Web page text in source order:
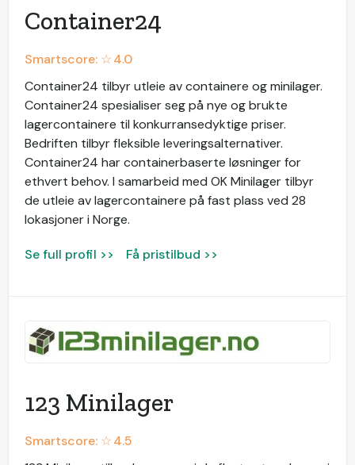
Container24
Smartscore: ☆4.0
Container24 tilbyr utleie av containere og minilager.
Container24 spesialiser seg på nye og brukte
lagercontainere til konkurransedyktige priser.
Bedriften tilbyr fleksible leveringsalternativer.
Container24 har containerbaserte løsninger for
ethvert behov. I samarbeid med OK Minilager tilbyr
de utleie av lagercontainere på fast plass ved 28
lokasjoner i Norge.
Se full profil >> Få pristilbud >>
123 Minilager
Smartscore: ☆4.5